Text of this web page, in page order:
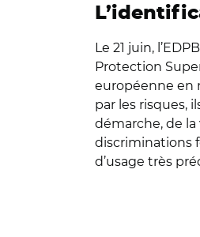
Le 21 juin,
Protection
européenne en
par les risques,
démarche, de
discriminations
d’usage très